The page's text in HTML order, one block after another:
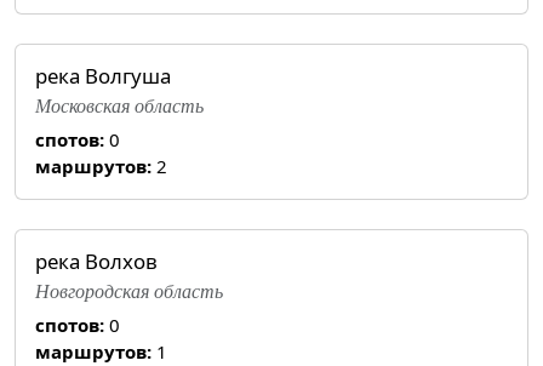
река Волгуша
Московская область
спотов: 0
маршрутов: 2
река Волхов
Новгородская область
спотов: 0
маршрутов: 1